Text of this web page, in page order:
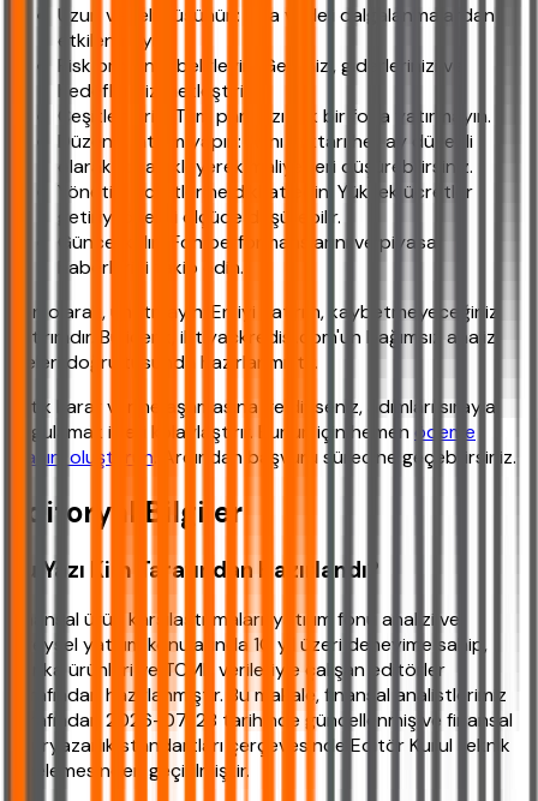
Uzun vadeli düşünün: Kısa vadeli dalgalanmalardan
etkilenmeyin.
Risk profilinizi belirleyin: Gelirinizi, giderlerinizi ve
hedeflerinizi netleştirin.
Çeşitlendirin: Tüm paranızı tek bir fona yatırmayın.
Düzenli yatırım yapın: Aynı miktarı her ay düzenli
olarak fona ekleyerek maliyetleri düşürebilirsiniz.
Yönetim ücretlerine dikkat edin: Yüksek ücretler
getiriyi önemli ölçüde düşürebilir.
Güncel kalın: Fon performanslarını ve piyasa
haberlerini takip edin.
Son olarak, unutmayın: En iyi yatırım, kaybetmeyeceğiniz
yatırımdır. Bu içerik, ihtiyackredisi.com'un bağımsız analiz
ilkeleri doğrultusunda hazırlanmıştır.
Artık karar verme aşamasına geldiyseniz, adımları sırayla
uygulamak işleri kolaylaştırır. Bunun için hemen ödeme
planını oluşturun . Ardından başvuru sürecine geçebilirsiniz.
Editoryal Bilgiler
Bu Yazı Kim Tarafından Hazırlandı?
Finansal ürün karşılaştırmaları, yatırım fonu analizi ve
bireysel yatırım konularında 10 yıl üzeri deneyime sahip,
banka ürünleri ve TCMB verileriyle çalışan editörler
tarafından hazırlanmıştır. Bu makale, finansal analistlerimiz
tarafından 2026-07-28 tarihinde güncellenmiş ve finansal
okuryazarlık standartları çerçevesinde Editör Kurul teknik
incelemesinden geçirilmiştir.